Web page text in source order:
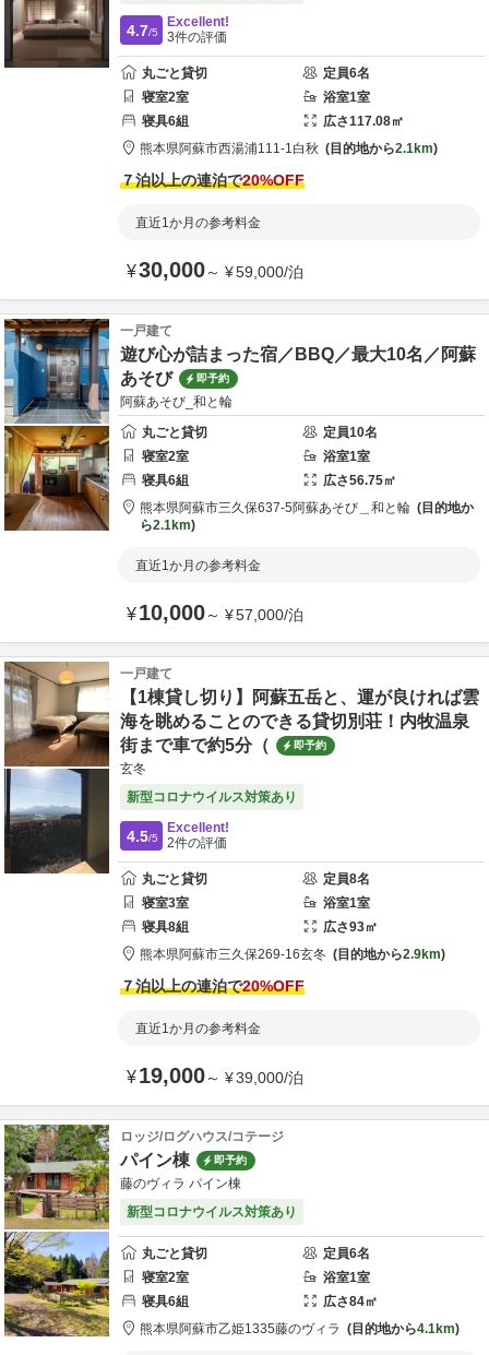
4.7/5
Excellent!
3件の評価
丸ごと貸切 定員6名
寝室2室 浴室1室
寝具6組 広さ117.08㎡
熊本県阿蘇市西湯浦111-1白秋 目的地から2.1km
７泊以上の連泊で20%OFF
直近1か月の参考料金
¥30,000～ ¥59,000/泊
一戸建て
遊び心が詰まった宿／BBQ／最大10名／阿蘇
あそび
即予約
阿蘇あそび_和と輪
丸ごと貸切
定員10名
寝室2室 浴室1室
寝具6組 広さ56.75㎡
熊本県阿蘇市三久保637-5阿蘇あそび＿和と輪
目的地か
ら2.1km
直近1か月の参考料金
¥10,000～ ¥57,000/泊
一戸建て
【1棟貸し切り】阿蘇五岳と、運が良ければ雲
海を眺めることのできる貸切別荘！内牧温泉
街まで車で約5分（
即予約
玄冬
新型コロナウイルス対策あり
4.5/5
Excellent!
2件の評価
丸ごと貸切 定員8名
寝室3室 浴室1室
寝具8組 広さ93㎡
熊本県阿蘇市三久保269-16玄冬 目的地から2.9km
７泊以上の連泊で20%OFF
直近1か月の参考料金
¥19,000～ ¥39,000/泊
ロッジ/ログハウス/コテージ
パイン棟 即予約
藤のヴィラ パイン棟
新型コロナウイルス対策あり
丸ごと貸切 定員6名
寝室2室 浴室1室
寝具6組 広さ84㎡
熊本県阿蘇市乙姫1335藤のヴィラ 目的地から4.1km